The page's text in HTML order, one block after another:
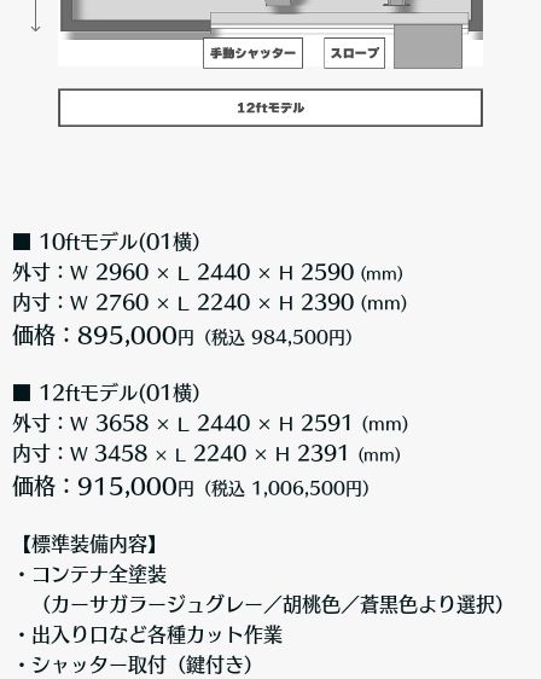
■ 10ftモデル(01横）
外寸： W 2960 × L 2440 × H 2590 (mm)
内寸： W 2760 × L 2240 × H 2390 (mm)
価格：895,000円（税込 984,500円）
■ 12ftモデル(01横）
外寸： W 3658 × L 2440 × H 2591 (mm)
内寸： W 3458 × L 2240 × H 2391 (mm)
価格：915,000円（税込 1,006,500円）
【標準装備内容】
・コンテナ全塗装
（カーサガラージュグレー／胡桃色／蒼黒色より選択）
・出入り口など各種カット作業
・シャッター取付（鍵付き）